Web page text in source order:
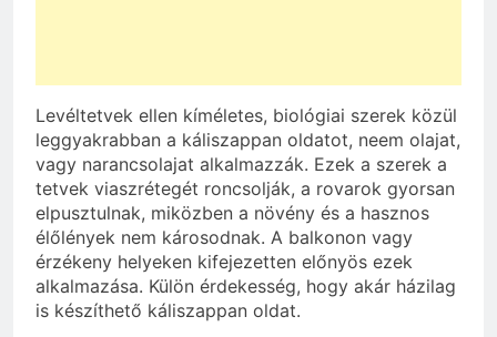
Levéltetvek ellen kíméletes, biológiai szerek közül
leggyakrabban a káliszappan oldatot, neem olajat,
vagy narancsolajat alkalmazzák. Ezek a szerek a
tetvek viaszrétegét roncsolják, a rovarok gyorsan
elpusztulnak, miközben a növény és a hasznos
élőlények nem károsodnak. A balkonon vagy
érzékeny helyeken kifejezetten előnyös ezek
alkalmazása. Külön érdekesség, hogy akár házilag
is készíthető káliszappan oldat.